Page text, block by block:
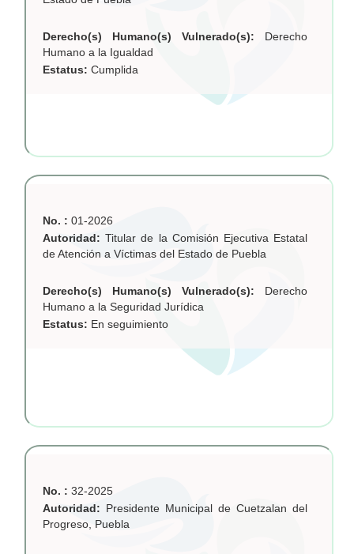
Derecho(s) Humano(s) Vulnerado(s): Derecho
Humano a la Igualdad
Estatus: Cumplida
No. : 01-2026
Autoridad:Titular de la Comisión Ejecutiva Estatal
de Atención a Víctimas del Estado de Puebla
Derecho(s) Humano(s) Vulnerado(s): Derecho
Humano a la Seguridad Jurídica
Estatus: En seguimiento
No. : 32-2025
Autoridad: Presidente Municipal de Cuetzalan del
Progreso, Puebla